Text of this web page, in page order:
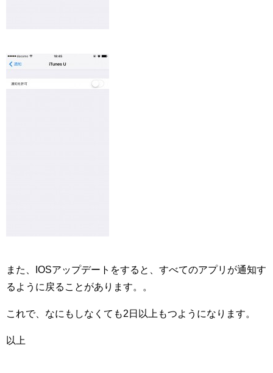
また、IOSアップデートをすると、すべてのアプリが通知す
るように戻ることがあります。。
これで、なにもしなくても2日以上もつようになります。
以上